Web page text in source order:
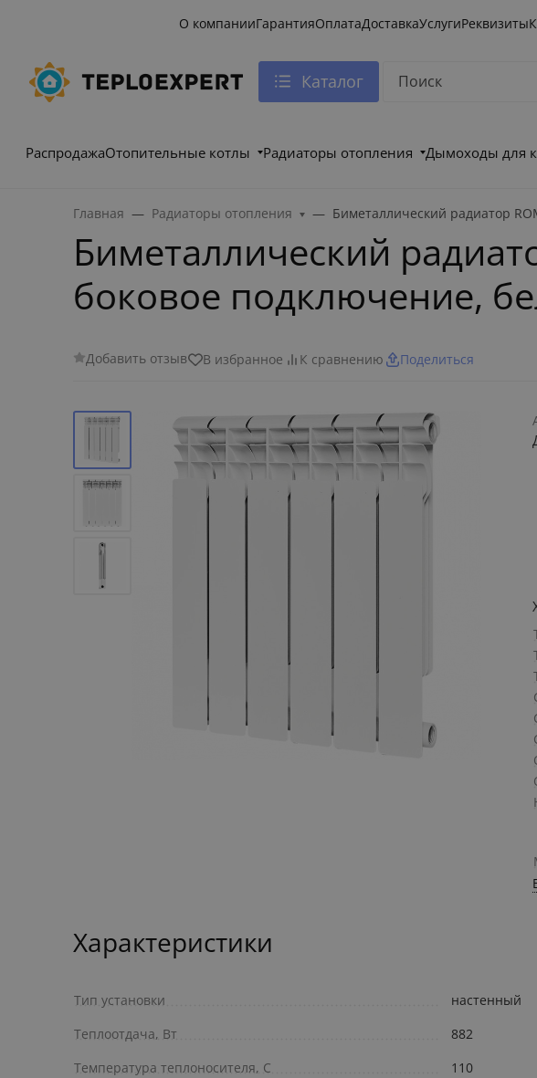
О компанииГарантияОплатаДоставкаУслугиРеквизиты
Каталог
РаспродажаОтопительные котлы Радиаторы отопления Дымоходы для
Главная Радиаторы отопления Биметаллический радиатор
Биметаллический
боковое подключение,
Добавить отзыв В избранное К сравнению Поделиться
Характеристики
Тип установки
настенный
Теплоотдача, Вт
882
Температура теплоносителя, С
110